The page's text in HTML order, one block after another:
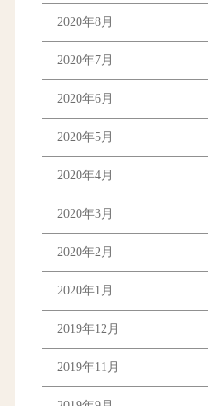
2020年8月
2020年7月
2020年6月
2020年5月
2020年4月
2020年3月
2020年2月
2020年1月
2019年12月
2019年11月